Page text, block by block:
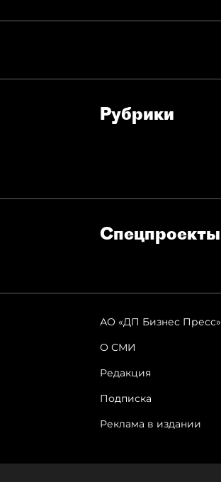
Рубрики
Спец­проекты
АО «ДП Бизнес Пресс»
О СМИ
Редакция
Подписка
Реклама в издании